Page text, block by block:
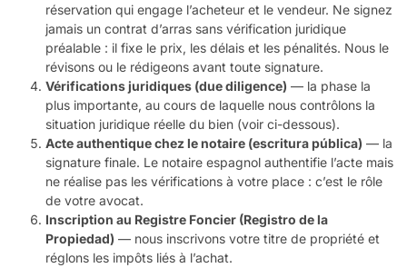
réservation qui engage l’acheteur et le vendeur. Ne signez
jamais un contrat d’arras sans vérification juridique
préalable : il fixe le prix, les délais et les pénalités. Nous le
révisons ou le rédigeons avant toute signature.
Vérifications juridiques (due diligence) — la phase la
plus importante, au cours de laquelle nous contrôlons la
situation juridique réelle du bien (voir ci-dessous).
Acte authentique chez le notaire (escritura pública) — la
signature finale. Le notaire espagnol authentifie l’acte mais
ne réalise pas les vérifications à votre place : c’est le rôle
de votre avocat.
Inscription au Registre Foncier (Registro de la
Propiedad) — nous inscrivons votre titre de propriété et
réglons les impôts liés à l’achat.